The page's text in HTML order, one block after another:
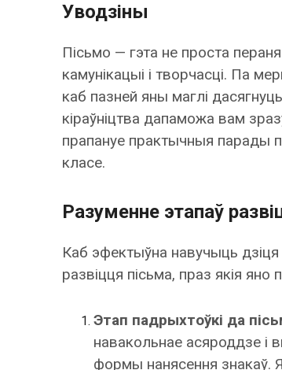
Уводзіны
Пісьмо — гэта не проста
камунікацыі і творчасці. Па
каб пазней яны маглі
кіраўніцтва дапаможа вам
прапануе практычныя парады
класе.
Разуменне этапаў
Каб эфектыўна навучыць
развіцця пісьма, праз якія
Этап падрыхтоўкі да
навакольнае асяроддзе і
формы нанясення знакаў.